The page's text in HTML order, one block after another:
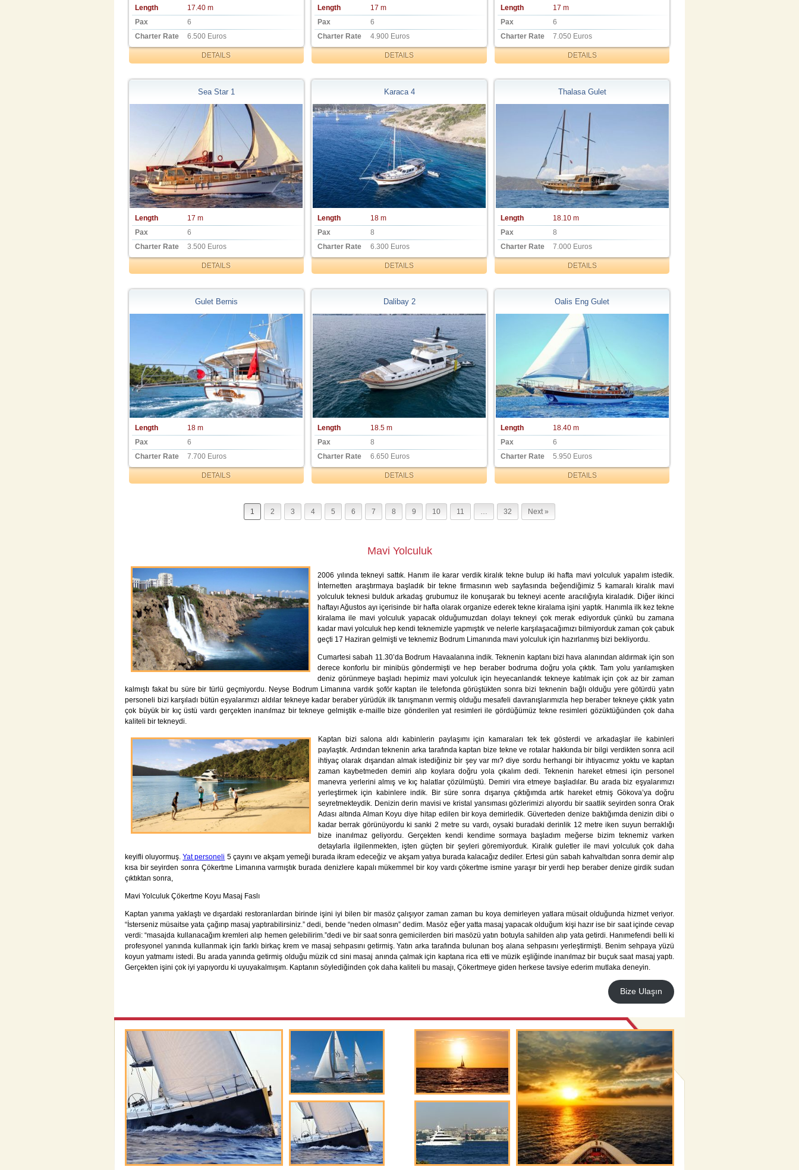
Length
17.40 m
Pax
6
Charter Rate
6.500 Euros
DETAILS
Length
17 m
Pax
6
Charter Rate
4.900 Euros
DETAILS
Length
17 m
Pax
6
Charter Rate
7.050 Euros
DETAILS
Sea Star 1
Length
17 m
Pax
6
Charter Rate
3.500 Euros
DETAILS
Karaca 4
Length
18 m
Pax
8
Charter Rate
6.300 Euros
DETAILS
Thalasa Gulet
Length
18.10 m
Pax
8
Charter Rate
7.000 Euros
DETAILS
Gulet Bernis
Length
18 m
Pax
6
Charter Rate
7.700 Euros
DETAILS
Dalibay 2
Length
18.5 m
Pax
8
Charter Rate
6.650 Euros
DETAILS
Oalis Eng Gulet
Length
18.40 m
Pax
6
Charter Rate
5.950 Euros
DETAILS
1 2 3 4 5 6 7 8 9 10 11 … 32 Next »
Mavi Yolculuk
2006 yılında tekneyi sattık. Hanım ile karar verdik kiralık tekne bulup iki hafta mavi yolculuk yapalım istedik.
İnternetten araştırmaya başladık bir tekne firmasının web sayfasında beğendiğimiz 5 kamaralı kiralık mavi
yolculuk teknesi bulduk arkadaş grubumuz ile konuşarak bu tekneyi acente aracılığıyla kiraladık. Diğer ikinci
haftayı Ağustos ayı içerisinde bir hafta olarak organize ederek tekne kiralama işini yaptık. Hanımla ilk kez tekne
kiralama ile mavi yolculuk yapacak olduğumuzdan dolayı tekneyi çok merak ediyorduk çünkü bu zamana
kadar mavi yolculuk hep kendi teknemizle yapmıştık ve nelerle karşılaşacağımızı bilmiyorduk zaman çok çabuk
geçti 17 Haziran gelmişti ve teknemiz Bodrum Limanında mavi yolculuk için hazırlanmış bizi bekliyordu.
Cumartesi sabah 11.30’da Bodrum Havaalanına indik. Teknenin kaptanı bizi hava alanından aldırmak için son
derece konforlu bir minibüs göndermişti ve hep beraber bodruma doğru yola çıktık. Tam yolu yarılamışken
deniz görünmeye başladı hepimiz mavi yolculuk için heyecanlandık tekneye katılmak için çok az bir zaman
kalmıştı fakat bu süre bir türlü geçmiyordu. Neyse Bodrum Limanına vardık şoför kaptan ile telefonda görüştükten sonra bizi teknenin bağlı olduğu yere götürdü yatın
personeli bizi karşıladı bütün eşyalarımızı aldılar tekneye kadar beraber yürüdük ilk tanışmanın vermiş olduğu mesafeli davranışlarımızla hep beraber tekneye çıktık yatın
çok büyük bir kıç üstü vardı gerçekten inanılmaz bir tekneye gelmiştik e-maille bize gönderilen yat resimleri ile gördüğümüz tekne resimleri gözüktüğünden çok daha
kaliteli bir tekneydi.
Kaptan bizi salona aldı kabinlerin paylaşımı için kamaraları tek tek gösterdi ve arkadaşlar ile kabinleri
paylaştık. Ardından teknenin arka tarafında kaptan bize tekne ve rotalar hakkında bir bilgi verdikten sonra acil
ihtiyaç olarak dışarıdan almak istediğiniz bir şey var mı? diye sordu herhangi bir ihtiyacımız yoktu ve kaptan
zaman kaybetmeden demiri alıp koylara doğru yola çıkalım dedi. Teknenin hareket etmesi için personel
manevra yerlerini almış ve kıç halatlar çözülmüştü. Demiri vira etmeye başladılar. Bu arada biz eşyalarımızı
yerleştirmek için kabinlere indik. Bir süre sonra dışarıya çıktığımda artık hareket etmiş Gökova’ya doğru
seyretmekteydik. Denizin derin mavisi ve kristal yansıması gözlerimizi alıyordu bir saatlik seyirden sonra Orak
Adası altında Alman Koyu diye hitap edilen bir koya demirledik. Güverteden denize baktığımda denizin dibi o
kadar berrak görünüyordu ki sanki 2 metre su vardı, oysaki buradaki derinlik 12 metre iken suyun berraklığı
bize inanılmaz geliyordu. Gerçekten kendi kendime sormaya başladım meğerse bizim teknemiz varken
detaylarla ilgilenmekten, işten güçten bir şeyleri göremiyorduk. Kiralık guletler ile mavi yolculuk çok daha
keyifli oluyormuş.Yat personeli 5 çayını ve akşam yemeği burada ikram edeceğiz ve akşam yatıya burada kalacağız dediler. Ertesi gün sabah kahvaltıdan sonra demir alıp
kısa bir seyirden sonra Çökertme Limanına varmıştık burada denizlere kapalı mükemmel bir koy vardı çökertme ismine yaraşır bir yerdi hep beraber denize girdik sudan
çıktıktan sonra,
Mavi Yolculuk Çökertme Koyu Masaj Faslı
Kaptan yanıma yaklaştı ve dışardaki restoranlardan birinde işini iyi bilen bir masöz çalışıyor zaman zaman bu koya demirleyen yatlara müsait olduğunda hizmet veriyor.
“İsterseniz müsaitse yata çağırıp masaj yaptırabilirsiniz.” dedi, bende “neden olmasın” dedim. Masöz eğer yatta masaj yapacak olduğum kişi hazır ise bir saat içinde cevap
verdi: “masajda kullanacağım kremleri alıp hemen gelebilirim.”dedi ve bir saat sonra gemicilerden biri masözü yatın botuyla sahilden alıp yata getirdi. Hanımefendi belli ki
profesyonel yanında kullanmak için farklı birkaç krem ve masaj sehpasını getirmiş. Yatın arka tarafında bulunan boş alana sehpasını yerleştirmişti. Benim sehpaya yüzü
koyun yatmamı istedi. Bu arada yanında getirmiş olduğu müzik cd sini masaj anında çalmak için kaptana rica etti ve müzik eşliğinde inanılmaz bir buçuk saat masaj yaptı.
Gerçekten işini çok iyi yapıyordu ki uyuyakalmışım. Kaptanın söylediğinden çok daha kaliteli bu masajı, Çökertmeye giden herkese tavsiye ederim mutlaka deneyin.
Bize Ulaşın